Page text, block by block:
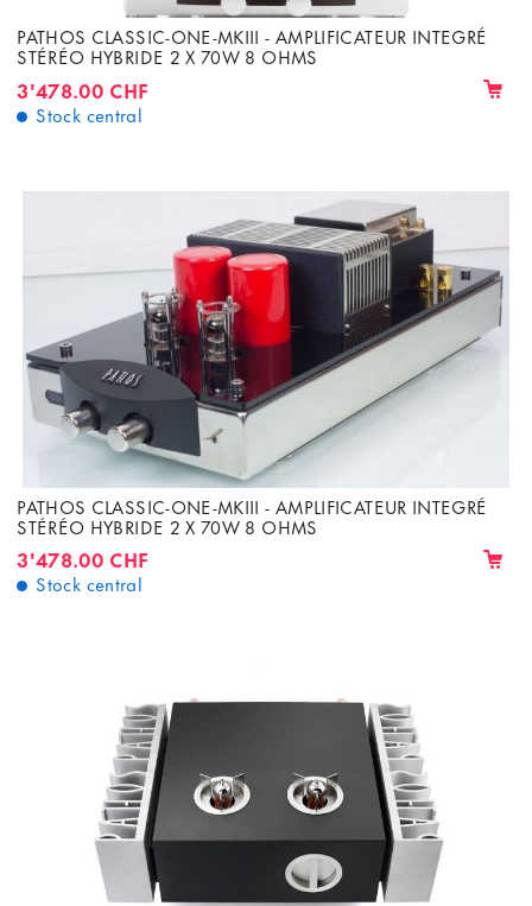
PATHOS CLASSIC-ONE-MKIII - AMPLIFICATEUR INTEGRÉ
STÉRÉO HYBRIDE 2 X 70W 8 OHMS
3'478.00 CHF
Stock central
PATHOS CLASSIC-ONE-MKIII - AMPLIFICATEUR INTEGRÉ
STÉRÉO HYBRIDE 2 X 70W 8 OHMS
3'478.00 CHF
Stock central